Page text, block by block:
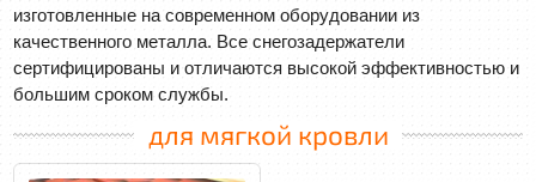
изготовленные на современном оборудовании из
качественного металла. Все снегозадержатели
сертифицированы и отличаются высокой эффективностью и
большим сроком службы.
для мягкой кровли